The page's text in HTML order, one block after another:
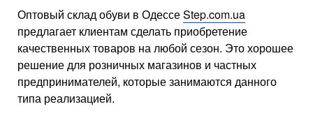
Оптовый склад обуви в ОдессеStep.com.ua
предлагает клиентам сделать приобретение
качественных товаров на любой сезон. Это хорошее
решение для розничных магазинов и частных
предпринимателей, которые занимаются данного
типа реализацией.